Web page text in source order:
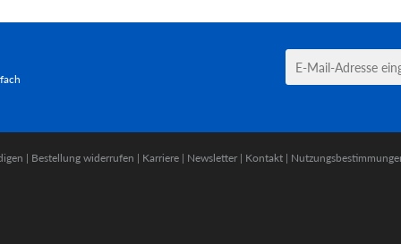
| Bestellung widerrufen | Karriere | Newsletter | Kontakt |